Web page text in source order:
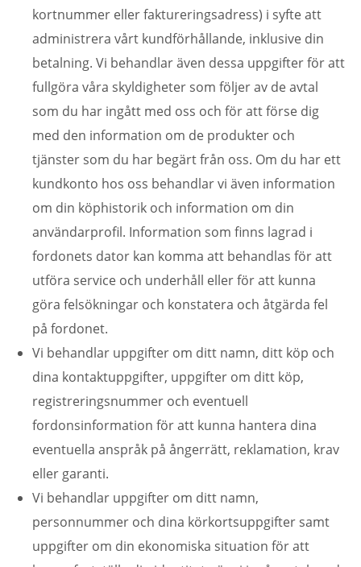
kortnummer eller faktureringsadress) i syfte att
administrera vårt kundförhållande, inklusive din
betalning. Vi behandlar även dessa uppgifter för att
fullgöra våra skyldigheter som följer av de avtal
som du har ingått med oss och för att förse dig
med den information om de produkter och
tjänster som du har begärt från oss. Om du har ett
kundkonto hos oss behandlar vi även information
om din köphistorik och information om din
användarprofil. Information som finns lagrad i
fordonets dator kan komma att behandlas för att
utföra service och underhåll eller för att kunna
göra felsökningar och konstatera och åtgärda fel
på fordonet.
Vi behandlar uppgifter om ditt namn, ditt köp och
dina kontaktuppgifter, uppgifter om ditt köp,
registreringsnummer och eventuell
fordonsinformation för att kunna hantera dina
eventuella anspråk på ångerrätt, reklamation, krav
eller garanti.
Vi behandlar uppgifter om ditt namn,
personnummer och dina körkortsuppgifter samt
uppgifter om din ekonomiska situation för att